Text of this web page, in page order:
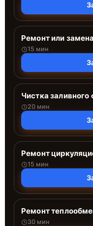
Ремонт или
15 мин
Чистка
20 мин
Ремонт
15 мин
Ремонт
30 мин